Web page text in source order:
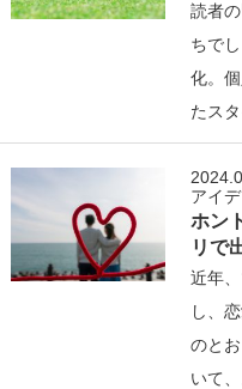
読者
ちで
化。
たス
アイ
ホン
リで
近年
し、
のと
いて